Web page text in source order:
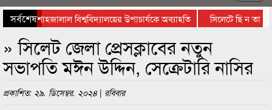
সর্বশেষশাহজালাল বিশ্ববিদ্যালয়ের উপাচার্যকে অব্যাহতি
সিলেটে ছি ন তা ই
চার দিন পর রোদে স্বস্তি, হাওরের কৃষকদের ধান কাটা–শুকানোর ধুম
» সিলেট জেলা প্রেসক্লাবের নতুন
সভাপতি মঈন উদ্দিন, সেক্রেটারি নাসির
প্রকাশিত: ২৯. ডিসেম্বর. ২০২৪ | রবিবার